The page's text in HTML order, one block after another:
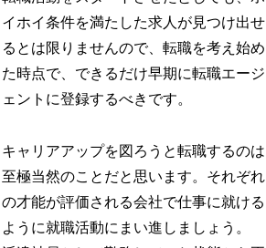
イホイ条件を満たした求人が見つけ出せ
るとは限りませんので、転職を考え始め
た時点で、できるだけ早期に転職エージ
ェントに登録するべきです。
キャリアアップを図ろうと転職するのは
至極当然のことだと思います。それぞれ
の才能が評価される会社で仕事に就ける
ように就職活動にまい進しましょう。